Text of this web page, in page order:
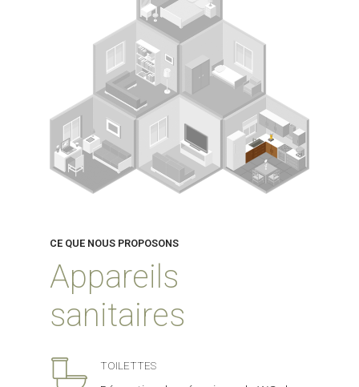
CE QUE NOUS PROPOSONS
CE QUE NOUS PROPOSONS
Appareils
sanitaires
TOILETTES
Eau chaude et
chauffage